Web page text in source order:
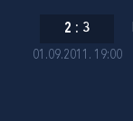
01.09.2011. 19:00
2 : 3